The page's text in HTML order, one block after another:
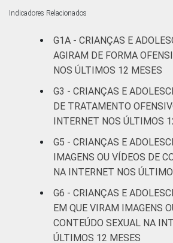
II
Médio ou
mais
FAIXA ETÁRIA
DA CRIANÇA
OU DO
De 9 a 10
anos
anos
De 13 a 14
anos
Indicadores Relacionados
G1A - CRIANÇAS E
AGIRAM DE FORMA
NOS ÚLTIMOS 12 MESES
G3 - CRIANÇAS E
DE TRATAMENTO
INTERNET NOS ÚLTIMOS
G5 - CRIANÇAS E
IMAGENS OU VÍDEOS DE
NA INTERNET NOS
G6 - CRIANÇAS E
EM QUE VIRAM IMAGENS
CONTEÚDO SEXUAL NA
ÚLTIMOS 12 MESES